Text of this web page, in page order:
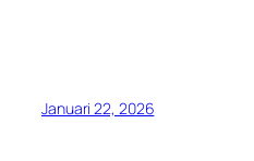
Januari 22, 2026